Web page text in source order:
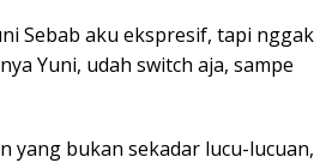
Sebab aku ekspresif, tapi nggak
Yuni, udah switch aja, sampe
yang bukan sekadar lucu-lucuan,